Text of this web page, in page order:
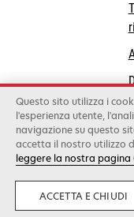
Lexmark
©2026 Tutti i
Generali
Questo sito utilizza i
l'esperienza utente,
navigazione su questo
accetta il nostro utilizzo
leggere la nostra pagina
ACCETTA E CHIUDI